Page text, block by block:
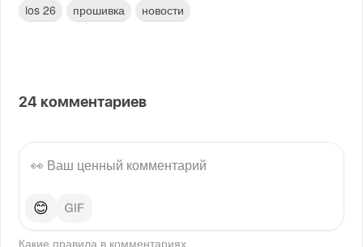
ios 26 прошивка новости
24 комментариев
😊
Какие правила в комментариях